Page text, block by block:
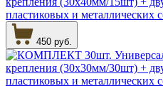
пластиковых и металлических
450 руб.